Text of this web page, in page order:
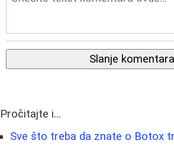
Slanje komentara
Pročitajte i...
Sve što treba da znate o Botox